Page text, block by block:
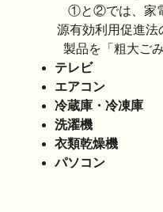
①と②では、家
源有効利用促進法
製品を「粗大ご
テレビ
エアコン
冷蔵庫・冷凍庫
洗濯機
衣類乾燥機
パソコン